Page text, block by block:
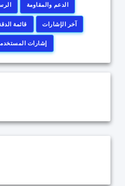
الدعم والمقاومة
قائمة آخر الإشارات
إشارات